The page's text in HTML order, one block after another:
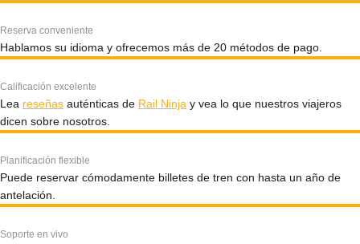
Reserva conveniente
Hablamos su idioma y ofrecemos más de 20 métodos de pago.
Calificación excelente
Lea reseñas auténticas de Rail Ninja y vea lo que nuestros viajeros
dicen sobre nosotros.
Planificación flexible
Puede reservar cómodamente billetes de tren con hasta un año de
antelación.
Soporte en vivo